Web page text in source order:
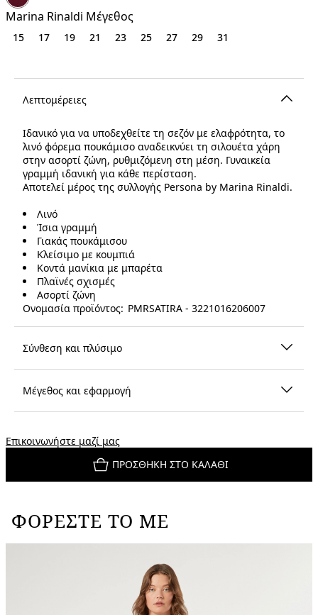
€
Marina Rinaldi Μέγεθος
15 17 19 21 23 25 27 29 31
Λεπτομέρειες
Ιδανικό για να υποδεχθείτε τη σεζόν με ελαφρότητα, το
λινό φόρεμα πουκάμισο αναδεικνύει τη σιλουέτα χάρη
στην ασορτί ζώνη, ρυθμιζόμενη στη μέση. Γυναικεία
γραμμή ιδανική για κάθε περίσταση.
Αποτελεί μέρος της συλλογής Persona by Marina Rinaldi.
Λινό
Ίσια γραμμή
Γιακάς πουκάμισου
Κλείσιμο με κουμπιά
Κοντά μανίκια με μπαρέτα
Πλαϊνές σχισμές
Ασορτί ζώνη
Ονομασία προϊόντος: PMRSATIRA - 3221016206007
Σύνθεση και πλύσιμο
Μέγεθος και εφαρμογή
Επικοινωνήστε μαζί μας
ΠΡΟΣΘΉΚΗ ΣΤΟ ΚΑΛΆΘΙ
ΦΟΡΈΣΤΕ ΤΟ ΜΕ